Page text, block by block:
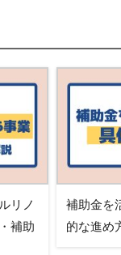
リノ
補助
補助金を
的な進め